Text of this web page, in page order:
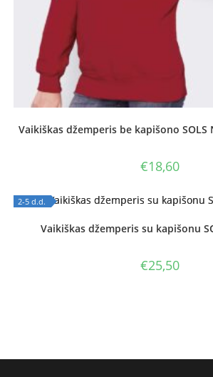
Vaikiškas džemperis be kapišono SOLS
€18,60
2-5 d.d.
Vaikiškas džemperis su kapišonu
€25,50